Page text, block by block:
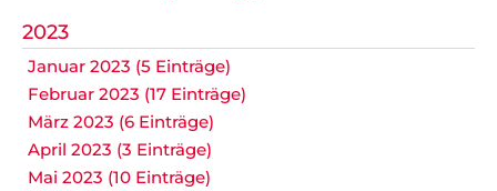
2023
Januar 2023 (5 Einträge)
Februar 2023 (17 Einträge)
März 2023 (6 Einträge)
April 2023 (3 Einträge)
Mai 2023 (10 Einträge)